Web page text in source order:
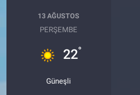
13 AĞUSTOS
PERŞEMBE
22°
Güneşli